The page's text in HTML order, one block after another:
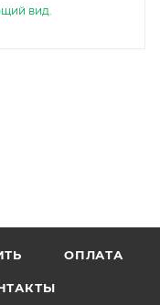
вид.
ОПЛАТА